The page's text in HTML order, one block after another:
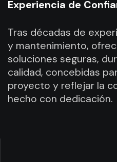
Experiencia de
Tras décadas de
y mantenimiento,
soluciones seguras,
calidad, concebidas
proyecto y reflejar la
hecho con dedicación.